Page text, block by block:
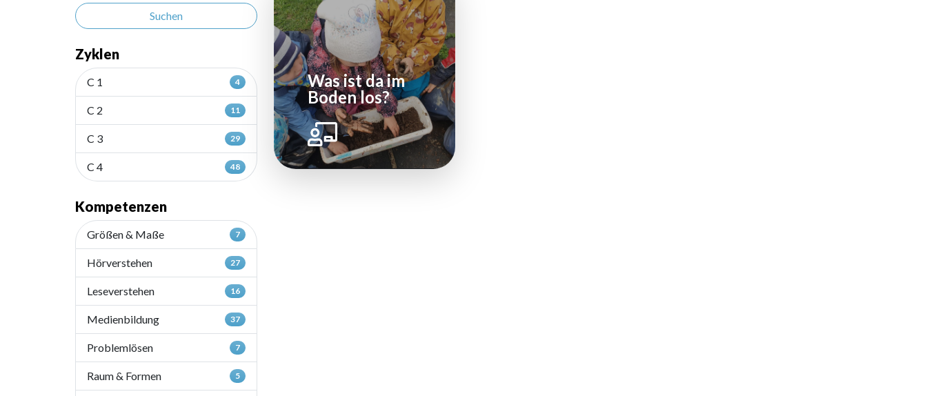
Suchen
Zyklen
C 1 4
C 2 11
C 3 29
C 4 48
Kompetenzen
Größen & Maße 7
Hörverstehen 27
Leseverstehen 16
Medienbildung 37
Problemlösen 7
Raum & Formen 5
Was ist da im
Boden los?